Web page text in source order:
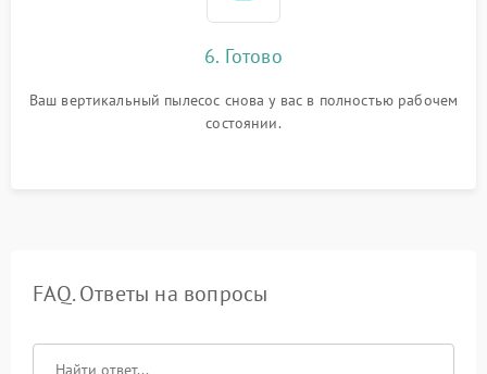
6. Готово
Ваш вертикальный пылесос снова у вас в полностью рабочем
состоянии.
FAQ. Ответы на вопросы